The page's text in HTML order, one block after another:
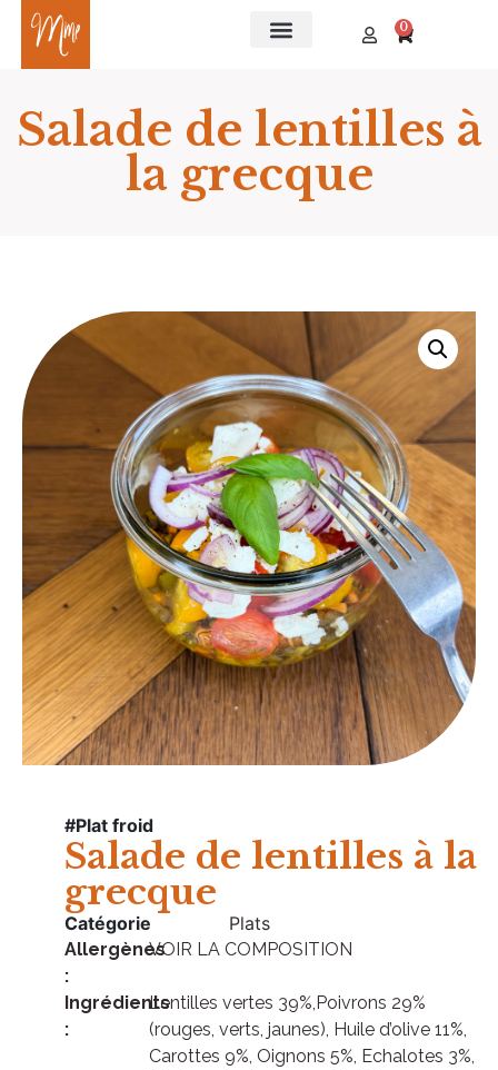
0
Salade de lentilles à
la grecque
#Plat froid
Salade de lentilles à la
grecque
Catégorie Plats
Allergènes
:
VOIR LA COMPOSITION
Ingrédients
:
Lentilles vertes 39%,Poivrons 29%
(rouges, verts, jaunes), Huile d’olive 11%,
Carottes 9%, Oignons 5%, Echalotes 3%,